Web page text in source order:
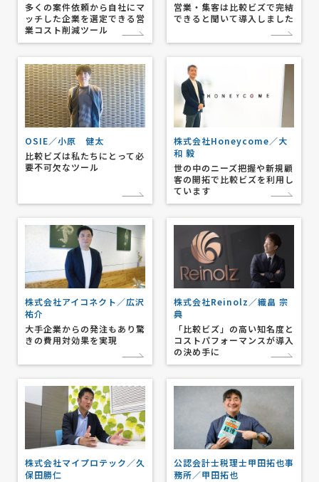
多くの案件依頼から自社にマ
ッチした企業を選定できる営
業コスト削減ツール
営業・集客は比較ビズで完結
できると聞いて導入しました
OSIE／小原 健太
比較ビズは私たちにとって必
要不可欠なツール
株式会社Honeycome／大
和 毅
世の中のニーズ把握や新規顧
客の開拓で比較ビズを利用し
ています
株式会社アイコネクト／広沢
祐介
大手企業からの発注もあり驚
きの費用対効果を実現
株式会社Reinolz／織畠 宗
典
「比較ビズ」の高い知名度と
コストパフォーマンスが導入
の決め手に
株式会社マイプロテック／久
保田勝仁
公認会計士税理士甲田拓也事
務所／甲田拓也